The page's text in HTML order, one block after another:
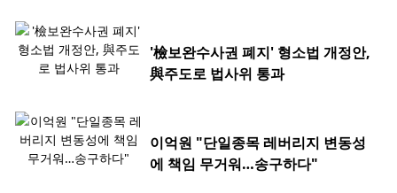
'檢보완수사권 폐지' 형소법 개정안,
與주도로 법사위 통과
이억원 "단일종목 레버리지 변동성
에 책임 무거워…송구하다"